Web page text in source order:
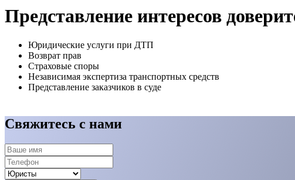
Представление интересов
Юридические услуги при ДТП
Возврат прав
Страховые споры
Независимая экспертиза транспортных средств
Представление заказчиков в суде
Свяжитесь с нами